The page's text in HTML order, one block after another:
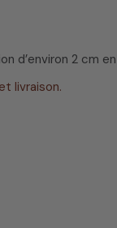
2 cm
livraison.